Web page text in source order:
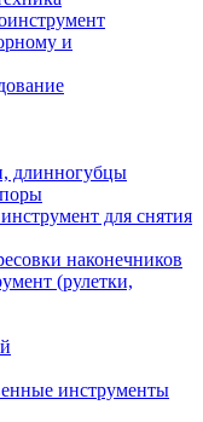
и
длинногубцы
для снятия
наконечников
(рулетки,
инструменты